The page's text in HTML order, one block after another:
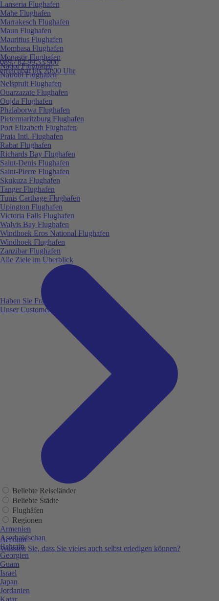
089 / 82 99 33 900
erreichbar bis 20:00 Uhr
Haben Sie Fragen?
Unser Customer Service ist für Sie da!
Account
Wussten Sie, dass Sie vieles auch selbst erledigen können?
Lanseria Flughafen
Mahe Flughafen
Marrakesch Flughafen
Maun Flughafen
Mauritius Flughafen
Mombasa Flughafen
Monastir Flughafen
Nador Flughafen
Nairobi Flughafen
Nelspruit Flughafen
Ouarzazate Flughafen
Oujda Flughafen
Phalaborwa Flughafen
Pietermaritzburg Flughafen
Port Elizabeth Flughafen
Praia Intl. Flughafen
Rabat Flughafen
Richards Bay Flughafen
Saint-Denis Flughafen
Saint-Pierre Flughafen
Skukuza Flughafen
Tanger Flughafen
Tunis Carthage Flughafen
Upington Flughafen
Victoria Falls Flughafen
Walvis Bay Flughafen
Windhoek Eros National Flughafen
Windhoek Flughafen
Zanzibar Flughafen
Alle Ziele im Überblick
Beliebte Reiseländer
Beliebte Städte
Flughäfen
Regionen
Armenien
Aserbaidschan
Bahrain
Georgien
Guam
Israel
Japan
Jordanien
Katar